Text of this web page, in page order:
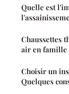
Quelle est
Chaussettes
air en famille
Choisir un
Quelques